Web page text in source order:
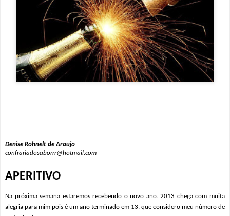
Denise Rohnelt de Araujo
confrariadosaborrr@hotmail.com
APERITIVO
Na próxima semana estaremosrecebendo o novo ano.2013 chega com muita
alegria para mim pois é um ano terminado em 13, que considero meu número de